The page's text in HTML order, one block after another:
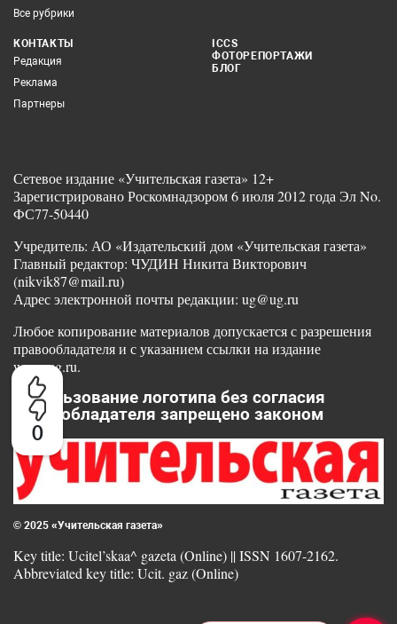
0
Все рубрики
КОНТАКТЫ
Редакция
Реклама
Партнеры
ICCS
ФОТОРЕПОРТАЖИ
БЛОГ
Сетевое издание «Учительская газета» 12+
Зарегистрировано Роскомнадзором 6 июля 2012 года Эл No.
ФС77-50440
Учредитель: АО «Издательский дом «Учительская газета»
Главный редактор: ЧУДИН Никита Викторович
(nikvik87@mail.ru)
Адрес электронной почты редакции: ug@ug.ru
Любое копирование материалов допускается с разрешения
правообладателя и с указанием ссылки на издание
www.ug.ru.
Использование логотипа без согласия
правообладателя запрещено законом
© 2025 «Учительская газета»
Key title: Ucitel’skaa^ gazeta (Online) || ISSN 1607-2162.
Abbreviated key title: Ucit. gaz (Online)